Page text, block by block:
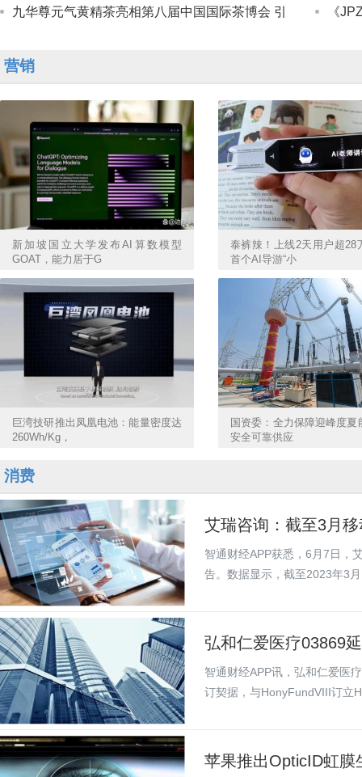
九华尊元气黄精茶亮相第八届中国国际茶博会 引 《
营销
新加坡国立大学发布AI算数模型
GOAT，能力居于G
泰裤辣！上线2天用户超28
首个AI导游“小
巨湾技研推出凤凰电池：能量密度达
260Wh/Kg，
国资委：全力保障迎峰度夏
安全可靠供应
消费
艾瑞咨询：截至3月
智通财经APP获悉，6月7日，
告。数据显示，截至2023年3
弘和仁爱医疗03869
智通财经APP讯，弘和仁爱医
订契据，与HonyFundVIII订立
苹果推出OpticID虹膜